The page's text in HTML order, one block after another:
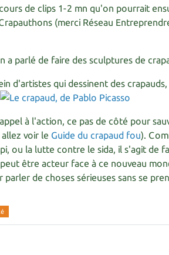
de clips 1-2 mn qu'on pourrait
(merci Réseau
a parlé de faire des sculptures de
d'artistes qui dessinent des
à l'action, ce pas de côté pour
voir le Guide du crapaud fou).
ou la lutte contre le sida, il s'agit de
être acteur face à ce nouveau
de choses sérieuses sans se